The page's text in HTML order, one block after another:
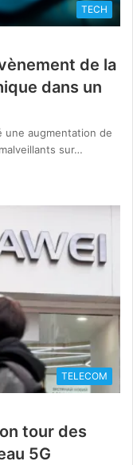
TECH
de la
dans un
une augmentation de
sur…
TELECOM
tour des
5G